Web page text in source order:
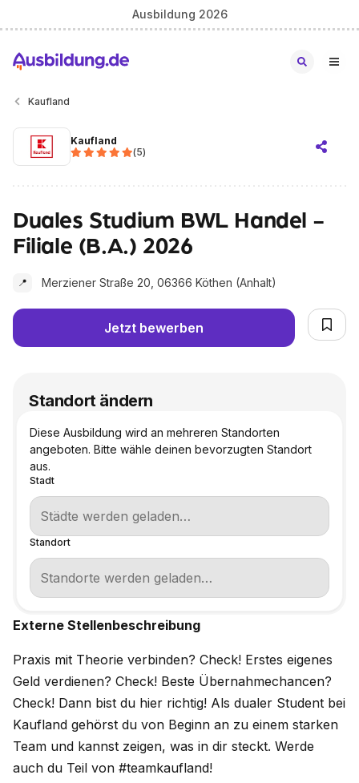
Ausbildung 2026
Kaufland
Kaufland
(5)
Duales Studium BWL Handel -
Filiale (B.A.) 2026
📍 Merziener Straße 20, 06366 Köthen (Anhalt)
Jetzt bewerben
Externe Stellenbeschreibung
Praxis mit Theorie verbinden? Check! Erstes eigenes
Geld verdienen? Check! Beste Übernahmechancen?
Check! Dann bist du hier richtig! Als dualer Student bei
Kaufland gehörst du von Beginn an zu einem starken
Team und kannst zeigen, was in dir steckt. Werde
auch du Teil von #teamkaufland!
Standort ändern
Diese Ausbildung wird an mehreren Standorten
angeboten. Bitte wähle deinen bevorzugten Standort
aus.
Stadt
Standort